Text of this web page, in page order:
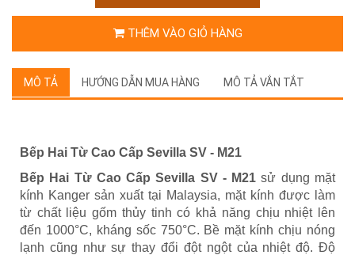
THÊM VÀO GIỎ HÀNG
MÔ TẢ HƯỚNG DẪN MUA HÀNG MÔ TẢ VẮN TẮT
Bếp Hai Từ Cao Cấp Sevilla SV - M21
Bếp Hai Từ Cao Cấp Sevilla SV - M21sử dụng mặt
kính Kanger sản xuất tại Malaysia, mặt kính được làm
từ chất liệu gốm thủy tinh có khả năng chịu nhiệt lên
đến 1000°C, kháng sốc 750°C. Bề mặt kính chịu nóng
lạnh cũng như sự thay đổi đột ngột của nhiệt độ. Độ